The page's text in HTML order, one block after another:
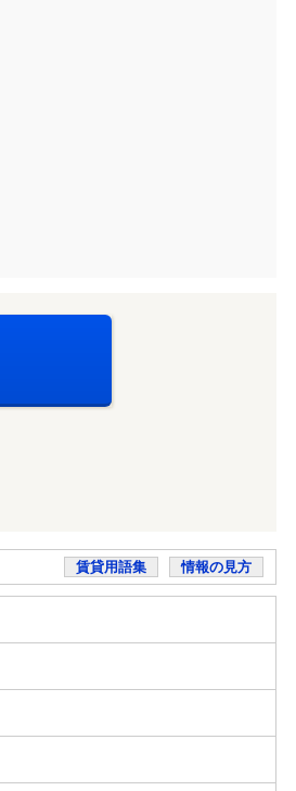
賃貸用語集 情報の見方